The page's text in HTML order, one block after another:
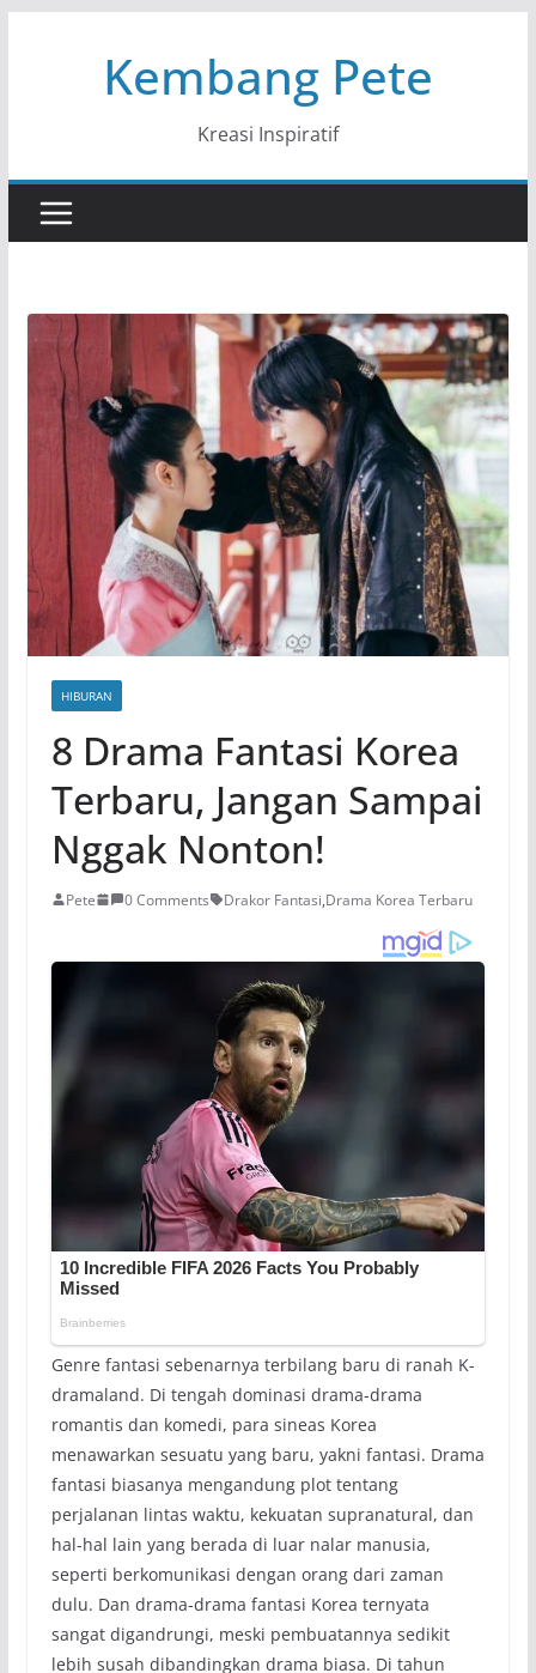
Kembang Pete
Kreasi Inspiratif
HIBURAN
8 Drama Fantasi Korea
Terbaru, Jangan Sampai
Nggak Nonton!
Pete 0 Comments Drakor Fantasi,Drama Korea Terbaru
Genre fantasi sebenarnya terbilang baru di ranah K-
dramaland. Di tengah dominasi drama-drama
romantis dan komedi, para sineas Korea
menawarkan sesuatu yang baru, yakni fantasi. Drama
fantasi biasanya mengandung plot tentang
perjalanan lintas waktu, kekuatan supranatural, dan
hal-hal lain yang berada di luar nalar manusia,
seperti berkomunikasi dengan orang dari zaman
dulu. Dan drama-drama fantasi Korea ternyata
sangat digandrungi, meski pembuatannya sedikit
lebih susah dibandingkan drama biasa. Di tahun